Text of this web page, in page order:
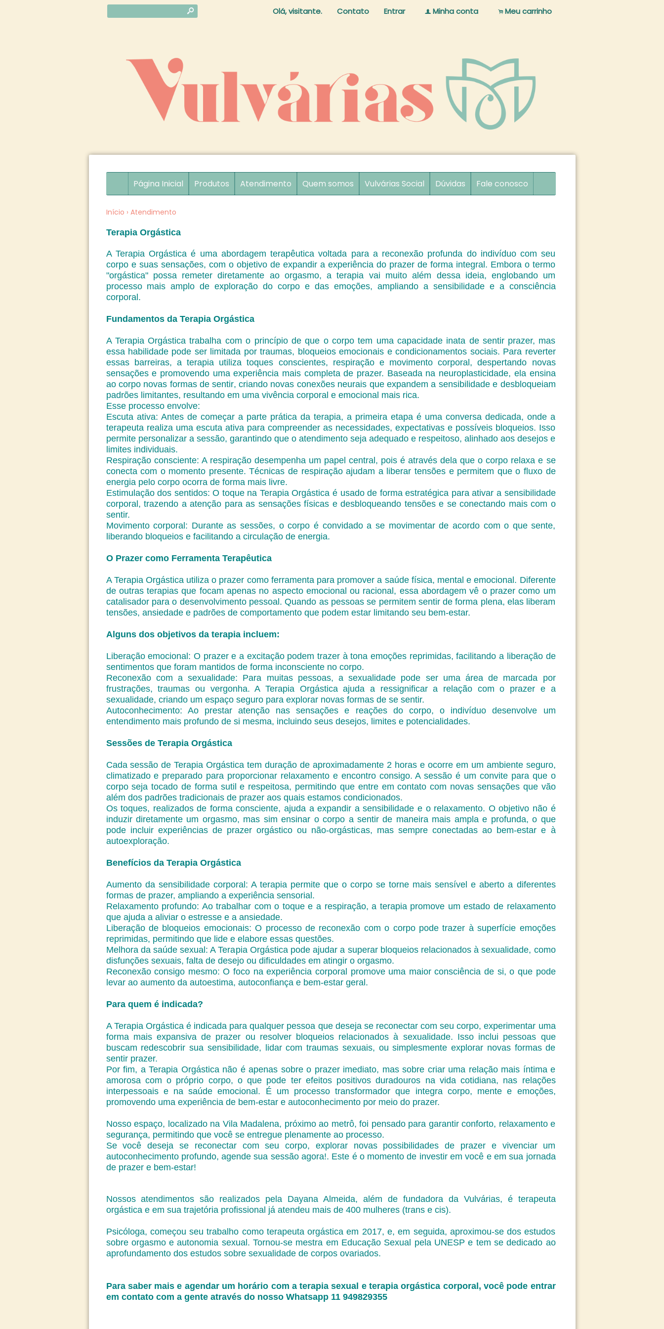
s Olá, visitante. Contato Entrar f Minha conta . Meu carrinho
Página Inicial Produtos Atendimento Quem somos Vulvárias Social Dúvidas Fale conosco
Início › Atendimento
Terapia Orgástica
A Terapia Orgástica é uma abordagem terapêutica voltada para a reconexão profunda do indivíduo com seu
corpo e suas sensações, com o objetivo de expandir a experiência do prazer de forma integral. Embora o termo
"orgástica" possa remeter diretamente ao orgasmo, a terapia vai muito além dessa ideia, englobando um
processo mais amplo de exploração do corpo e das emoções, ampliando a sensibilidade e a consciência
corporal.
Fundamentos da Terapia Orgástica
A Terapia Orgástica trabalha com o princípio de que o corpo tem uma capacidade inata de sentir prazer, mas
essa habilidade pode ser limitada por traumas, bloqueios emocionais e condicionamentos sociais. Para reverter
essas barreiras, a terapia utiliza toques conscientes, respiração e movimento corporal, despertando novas
sensações e promovendo uma experiência mais completa de prazer. Baseada na neuroplasticidade, ela ensina
ao corpo novas formas de sentir, criando novas conexões neurais que expandem a sensibilidade e desbloqueiam
padrões limitantes, resultando em uma vivência corporal e emocional mais rica.
Esse processo envolve:
Escuta ativa: Antes de começar a parte prática da terapia, a primeira etapa é uma conversa dedicada, onde a
terapeuta realiza uma escuta ativa para compreender as necessidades, expectativas e possíveis bloqueios. Isso
permite personalizar a sessão, garantindo que o atendimento seja adequado e respeitoso, alinhado aos desejos e
limites individuais.
Respiração consciente: A respiração desempenha um papel central, pois é através dela que o corpo relaxa e se
conecta com o momento presente. Técnicas de respiração ajudam a liberar tensões e permitem que o fluxo de
energia pelo corpo ocorra de forma mais livre.
Estimulação dos sentidos: O toque na Terapia Orgástica é usado de forma estratégica para ativar a sensibilidade
corporal, trazendo a atenção para as sensações físicas e desbloqueando tensões e se conectando mais com o
sentir.
Movimento corporal: Durante as sessões, o corpo é convidado a se movimentar de acordo com o que sente,
liberando bloqueios e facilitando a circulação de energia.
O Prazer como Ferramenta Terapêutica
A Terapia Orgástica utiliza o prazer como ferramenta para promover a saúde física, mental e emocional. Diferente
de outras terapias que focam apenas no aspecto emocional ou racional, essa abordagem vê o prazer como um
catalisador para o desenvolvimento pessoal. Quando as pessoas se permitem sentir de forma plena, elas liberam
tensões, ansiedade e padrões de comportamento que podem estar limitando seu bem-estar.
Alguns dos objetivos da terapia incluem:
Liberação emocional: O prazer e a excitação podem trazer à tona emoções reprimidas, facilitando a liberação de
sentimentos que foram mantidos de forma inconsciente no corpo.
Reconexão com a sexualidade: Para muitas pessoas, a sexualidade pode ser uma área de marcada por
frustrações, traumas ou vergonha. A Terapia Orgástica ajuda a ressignificar a relação com o prazer e a
sexualidade, criando um espaço seguro para explorar novas formas de se sentir.
Autoconhecimento: Ao prestar atenção nas sensações e reações do corpo, o indivíduo desenvolve um
entendimento mais profundo de si mesma, incluindo seus desejos, limites e potencialidades.
Sessões de Terapia Orgástica
Cada sessão de Terapia Orgástica tem duração de aproximadamente 2 horas e ocorre em um ambiente seguro,
climatizado e preparado para proporcionar relaxamento e encontro consigo. A sessão é um convite para que o
corpo seja tocado de forma sutil e respeitosa, permitindo que entre em contato com novas sensações que vão
além dos padrões tradicionais de prazer aos quais estamos condicionados.
Os toques, realizados de forma consciente, ajuda a expandir a sensibilidade e o relaxamento. O objetivo não é
induzir diretamente um orgasmo, mas sim ensinar o corpo a sentir de maneira mais ampla e profunda, o que
pode incluir experiências de prazer orgástico ou não-orgásticas, mas sempre conectadas ao bem-estar e à
autoexploração.
Benefícios da Terapia Orgástica
Aumento da sensibilidade corporal: A terapia permite que o corpo se torne mais sensível e aberto a diferentes
formas de prazer, ampliando a experiência sensorial.
Relaxamento profundo: Ao trabalhar com o toque e a respiração, a terapia promove um estado de relaxamento
que ajuda a aliviar o estresse e a ansiedade.
Liberação de bloqueios emocionais: O processo de reconexão com o corpo pode trazer à superfície emoções
reprimidas, permitindo que lide e elabore essas questões.
Melhora da saúde sexual: A Terapia Orgástica pode ajudar a superar bloqueios relacionados à sexualidade, como
disfunções sexuais, falta de desejo ou dificuldades em atingir o orgasmo.
Reconexão consigo mesmo: O foco na experiência corporal promove uma maior consciência de si, o que pode
levar ao aumento da autoestima, autoconfiança e bem-estar geral.
Para quem é indicada?
A Terapia Orgástica é indicada para qualquer pessoa que deseja se reconectar com seu corpo, experimentar uma
forma mais expansiva de prazer ou resolver bloqueios relacionados à sexualidade. Isso inclui pessoas que
buscam redescobrir sua sensibilidade, lidar com traumas sexuais, ou simplesmente explorar novas formas de
sentir prazer.
Por fim, a Terapia Orgástica não é apenas sobre o prazer imediato, mas sobre criar uma relação mais íntima e
amorosa com o próprio corpo, o que pode ter efeitos positivos duradouros na vida cotidiana, nas relações
interpessoais e na saúde emocional. É um processo transformador que integra corpo, mente e emoções,
promovendo uma experiência de bem-estar e autoconhecimento por meio do prazer.
Nosso espaço, localizado na Vila Madalena, próximo ao metrô, foi pensado para garantir conforto, relaxamento e
segurança, permitindo que você se entregue plenamente ao processo.
Se você deseja se reconectar com seu corpo, explorar novas possibilidades de prazer e vivenciar um
autoconhecimento profundo, agende sua sessão agora!. Este é o momento de investir em você e em sua jornada
de prazer e bem-estar!
Nossos atendimentos são realizados pela Dayana Almeida, além de fundadora da Vulvárias, é terapeuta
orgástica e em sua trajetória profissional já atendeu mais de 400 mulheres (trans e cis).
Psicóloga, começou seu trabalho como terapeuta orgástica em 2017, e, em seguida, aproximou-se dos estudos
sobre orgasmo e autonomia sexual. Tornou-se mestra em Educação Sexual pela UNESP e tem se dedicado ao
aprofundamento dos estudos sobre sexualidade de corpos ovariados.
Para saber mais e agendar um horário com a terapia sexual e terapia orgástica corporal, você pode entrar
em contato com a gente através do nosso Whatsapp 11 949829355